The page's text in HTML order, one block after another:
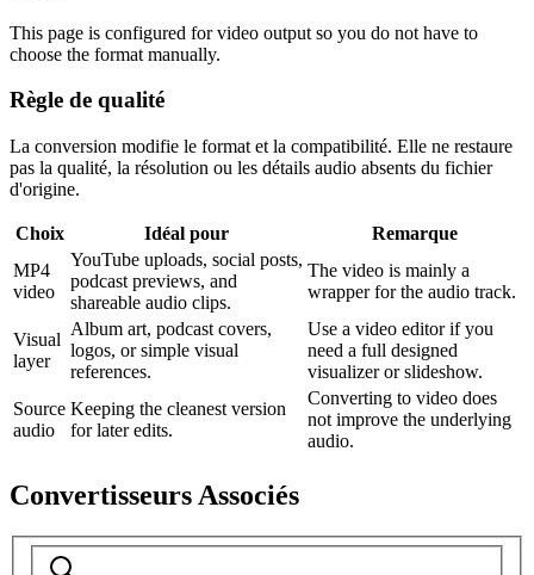
This page is configured for video output so you do not have to
choose the format manually.
Règle de qualité
La conversion modifie le format et la compatibilité. Elle ne restaure
pas la qualité, la résolution ou les détails audio absents du fichier
d'origine.
Choix Idéal pour
Remarque
MP4
video
YouTube uploads, social posts,
podcast previews, and
shareable audio clips.
The video is mainly a
wrapper for the audio track.
Visual
layer
Album art, podcast covers,
logos, or simple visual
references.
Use a video editor if you
need a full designed
visualizer or slideshow.
Source
audio
Keeping the cleanest version
for later edits.
Converting to video does
not improve the underlying
audio.
Convertisseurs Associés